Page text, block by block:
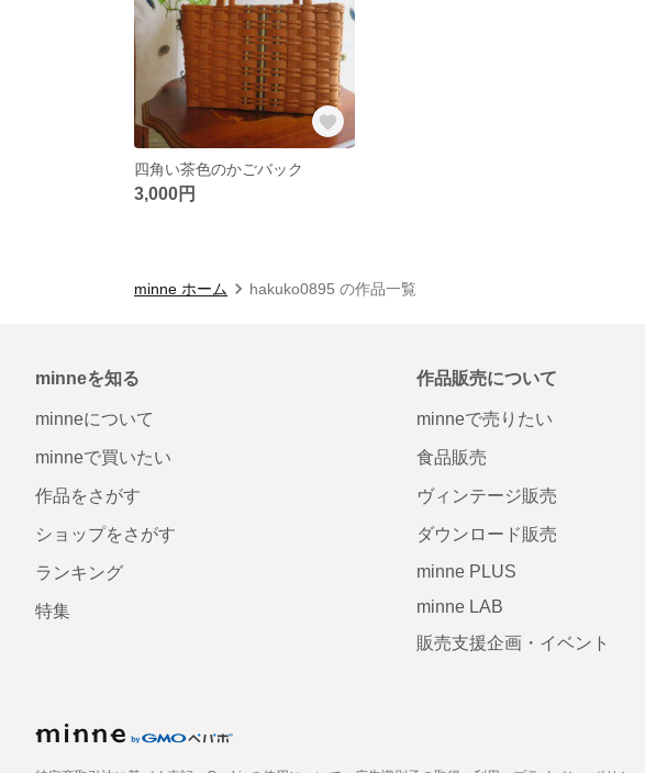
四角い茶色のかごバック
3,000円
minne ホーム hakuko0895 の作品一覧
minneを知る
minneについて
minneで買いたい
作品をさがす
ショップをさがす
ランキング
特集
作品販売について
minneで売りたい
食品販売
ヴィンテージ販売
ダウンロード販売
minne PLUS
minne LAB
販売支援企画・イベント